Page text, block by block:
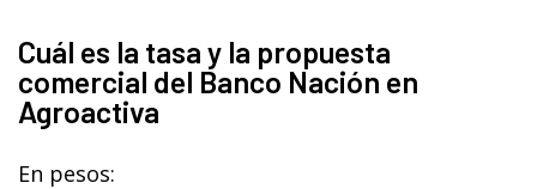
Cuál es la tasa y la propuesta
comercial del Banco Nación en
Agroactiva
En pesos: